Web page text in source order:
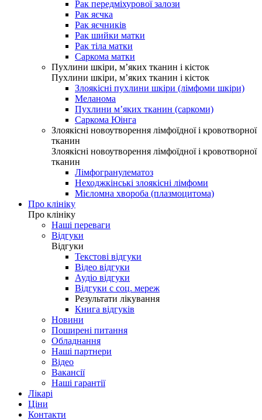
Рак передміхурової залози
Рак яєчка
Рак яєчників
Рак шийки матки
Рак тіла матки
Саркома матки
Пухлини шкіри, м’яких тканин і кісток
Пухлини шкіри, м’яких тканин і кісток
Злоякісні пухлини шкіри (лімфоми шкіри)
Меланома
Пухлини м’яких тканин (саркоми)
Саркома Юінга
Злоякісні новоутворення лімфоїдної і кровотворної
тканин
Злоякісні новоутворення лімфоїдної і кровотворної
тканин
Лімфогранулематоз
Неходжкінські злоякісні лімфоми
Мієломна хвороба (плазмоцитома)
Про клініку
Про клініку
Наші переваги
Відгуки
Відгуки
Текстові відгуки
Відео відгуки
Аудіо відгуки
Відгуки с соц. мереж
Результати лікування
Книга відгуків
Новини
Поширені питання
Обладнання
Наші партнери
Відео
Вакансії
Наші гарантії
Лікарі
Ціни
Контакти